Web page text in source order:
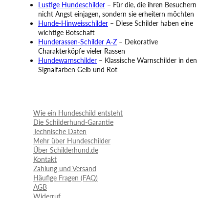
Lustige Hundeschilder – Für die, die ihren Besuchern
nicht Angst einjagen, sondern sie erheitern möchten
Hunde-Hinweisschilder – Diese Schilder haben eine
wichtige Botschaft
Hunderassen-Schilder A-Z – Dekorative
Charakterköpfe vieler Rassen
Hundewarnschilder – Klassische Warnschilder in den
Signalfarben Gelb und Rot
Wie ein Hundeschild entsteht
Die Schilderhund-Garantie
Technische Daten
Mehr über Hundeschilder
Über Schilderhund.de
Kontakt
Zahlung und Versand
Häufige Fragen (FAQ)
AGB